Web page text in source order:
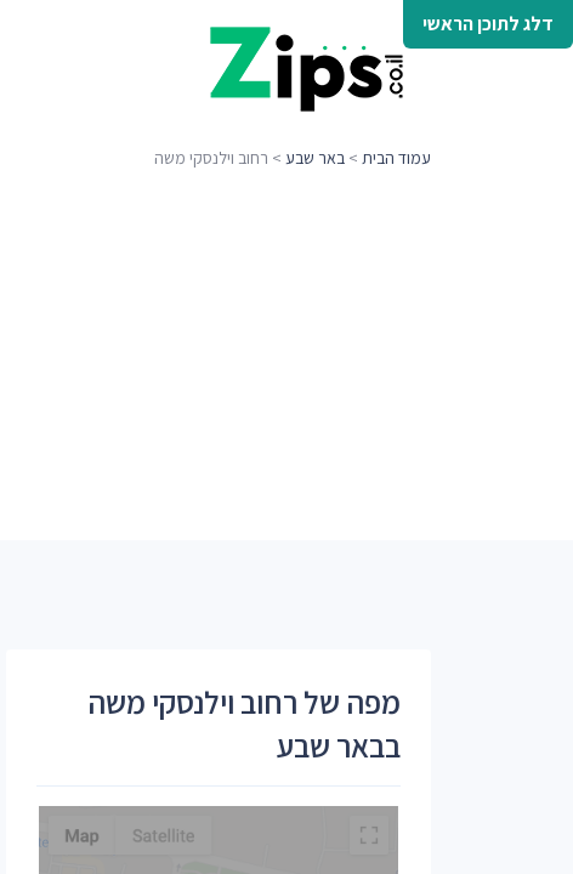
דלג לתוכן הראשי
עמוד הבית > באר שבע > רחוב וילנסקי משה
מפה של רחוב וילנסקי משה
בבאר שבע